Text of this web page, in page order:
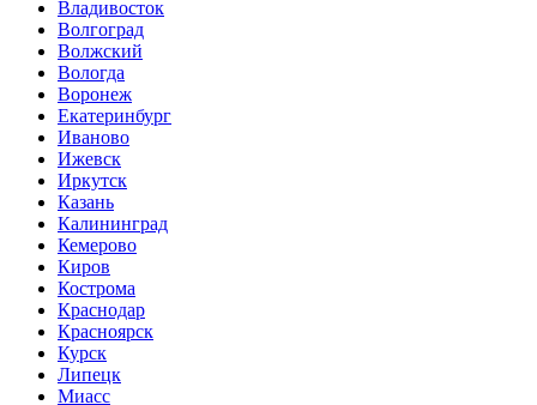
Владивосток
Волгоград
Волжский
Вологда
Воронеж
Екатеринбург
Иваново
Ижевск
Иркутск
Казань
Калининград
Кемерово
Киров
Кострома
Краснодар
Красноярск
Курск
Липецк
Миасс